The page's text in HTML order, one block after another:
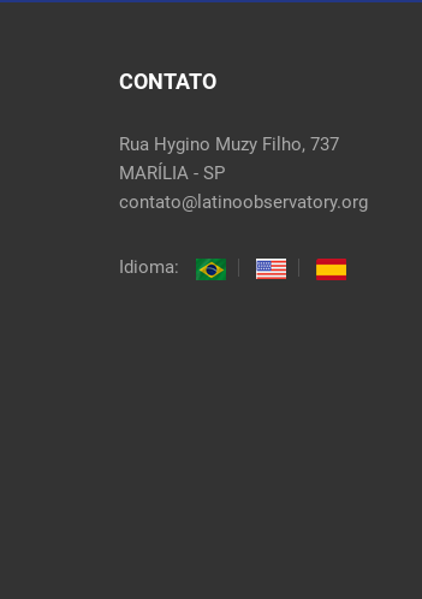
CONTATO
Rua Hygino Muzy Filho, 737
MARÍLIA - SP
contato@latinoobservatory.org
Idioma: